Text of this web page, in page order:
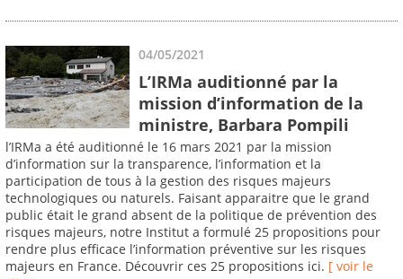
04/05/2021
L’IRMa auditionné par la
mission d’information de la
ministre, Barbara Pompili
l’IRMa a été auditionné le 16 mars 2021 par la mission
d’information sur la transparence, l’information et la
participation de tous à la gestion des risques majeurs
technologiques ou naturels. Faisant apparaitre que le grand
public était le grand absent de la politique de prévention des
risques majeurs, notre Institut a formulé 25 propositions pour
rendre plus efficace l’information préventive sur les risques
majeurs en France. Découvrir ces 25 propositions ici. [ voir le